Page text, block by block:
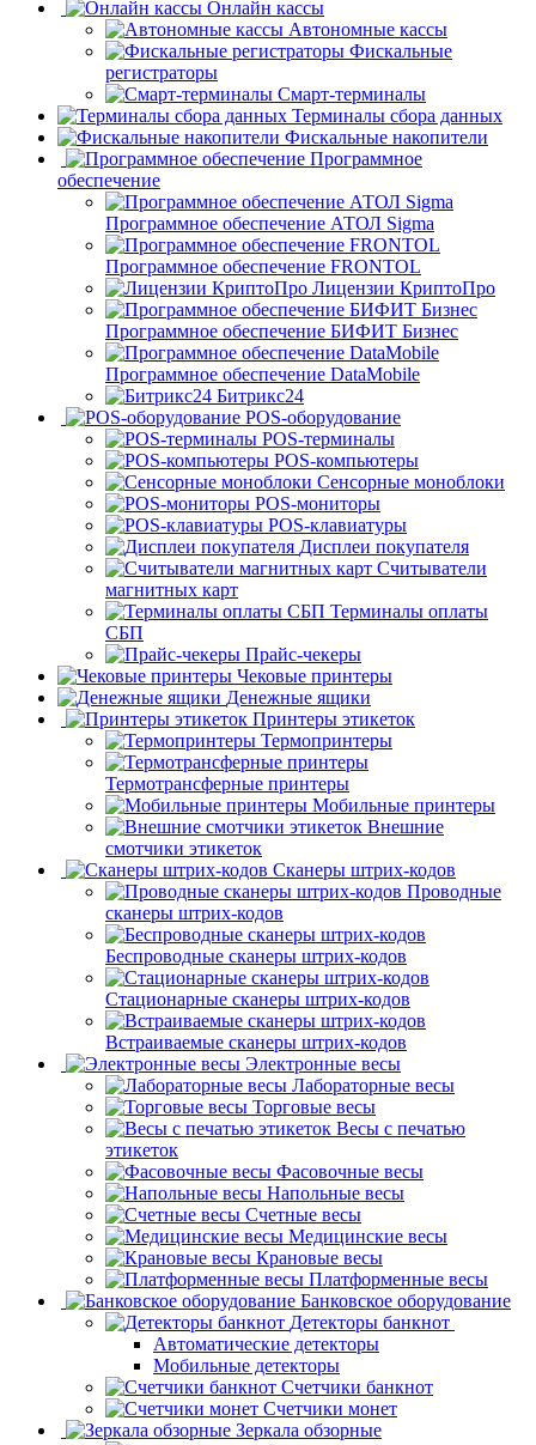
Онлайн кассы
Автономные кассы
Фискальные
регистраторы
Смарт-терминалы
Терминалы сбора данных
Фискальные накопители
Программное
обеспечение
Программное обеспечение АТОЛ Sigma
Программное обеспечение FRONTOL
Лицензии КриптоПро
Программное обеспечение БИФИТ Бизнес
Программное обеспечение DataMobile
Битрикс24
POS-оборудование
POS-терминалы
POS-компьютеры
Сенсорные моноблоки
POS-мониторы
POS-клавиатуры
Дисплеи покупателя
Считыватели
магнитных карт
Терминалы оплаты
СБП
Прайс-чекеры
Чековые принтеры
Денежные ящики
Принтеры этикеток
Термопринтеры
Термотрансферные принтеры
Мобильные принтеры
Внешние
смотчики этикеток
Сканеры штрих-кодов
Проводные
сканеры штрих-кодов
Беспроводные сканеры штрих-кодов
Стационарные сканеры штрих-кодов
Встраиваемые сканеры штрих-кодов
Электронные весы
Лабораторные весы
Торговые весы
Весы с печатью
этикеток
Фасовочные весы
Напольные весы
Счетные весы
Медицинские весы
Крановые весы
Платформенные весы
Банковское оборудование
Детекторы банкнот
Автоматические детекторы
Мобильные детекторы
Счетчики банкнот
Счетчики монет
Зеркала обзорные